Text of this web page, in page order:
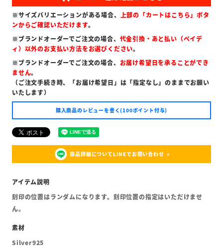
※サイズバリエーションがある場合、 上部の「カートはこちら」ボタ
ンからご確認いただけます。
※ブランドオーダーでご注文の場合、 代金引換・あと払い（ペイデ
ィ）以外のお支払い方法をお選びください。
※ブランドオーダーでご注文の場合、 お届け希望日を承ることができ
ません。
（ご注文手続き時、「お届け希望日」は「指定なし」のままでお願い
いたします）
購入商品のレビューを書く(100ポイント付与)
商品詳細についてLINEでお問い合わせ
刻印の位置はランダムになります。刻印位置の指定はいただけませ
ん。
Silver925